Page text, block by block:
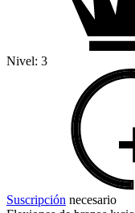
Nivel: 3
Suscripción necesario